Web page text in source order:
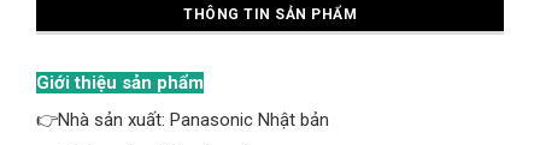
THÔNG TIN SẢN PHẨM
Giới thiệu sản phẩm
👉Nhà sản xuất: Panasonic Nhật bản